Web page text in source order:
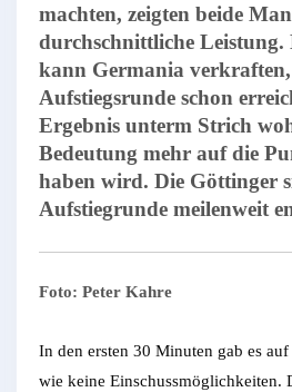
machten, zeigten beide
durchschnittliche Leistung.
kann Germania
Aufstiegsrunde schon
Ergebnis unterm Strich
Bedeutung mehr auf die
haben wird. Die Göttinger
Aufstiegrunde meilenweit
Foto: Peter Kahre
In den ersten 30 Minuten gab es
wie keine Einschussmöglichkeiten.